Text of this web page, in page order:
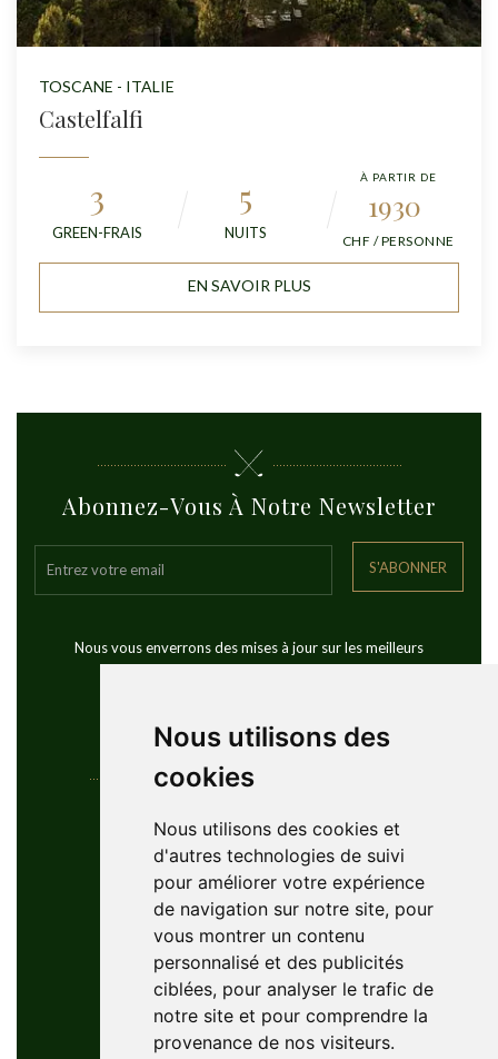
Nous utilisons des
cookies
Nous utilisons des cookies et
d'autres technologies de suivi
pour améliorer votre expérience
de navigation sur notre site, pour
vous montrer un contenu
personnalisé et des publicités
ciblées, pour analyser le trafic de
notre site et pour comprendre la
provenance de nos visiteurs.
TOSCANE - ITALIE
Castelfalfi
3
GREEN-FRAIS
5
NUITS
À PARTIR DE
1930
CHF / PERSONNE
EN SAVOIR PLUS
Abonnez-Vous À Notre Newsletter
S'ABONNER
Nous vous enverrons des mises à jour sur les meilleurs
Coordonnées
YouGolfTours Sàrl
+41 77 956 18 34
1950 Sion, Wallis, Switzerland
info@yougolftours.com
Privacy Policy
Conditions Générales